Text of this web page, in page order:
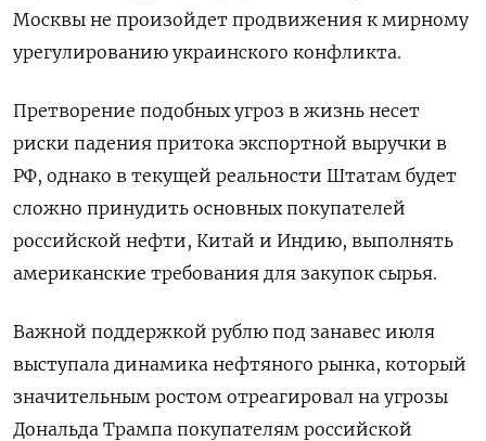
Москвы не произойдет продвижения к мирному
урегулированию украинского конфликта.
Претворение подобных угроз в жизнь несет
риски падения притока экспортной выручки в
РФ, однако в текущей реальности Штатам будет
сложно принудить основных покупателей
российской нефти, Китай и Индию, выполнять
американские требования для закупок сырья.
Важной поддержкой рублю под занавес июля
выступала динамика нефтяного рынка, который
значительным ростом отреагировал на угрозы
Дональда Трампа покупателям российской